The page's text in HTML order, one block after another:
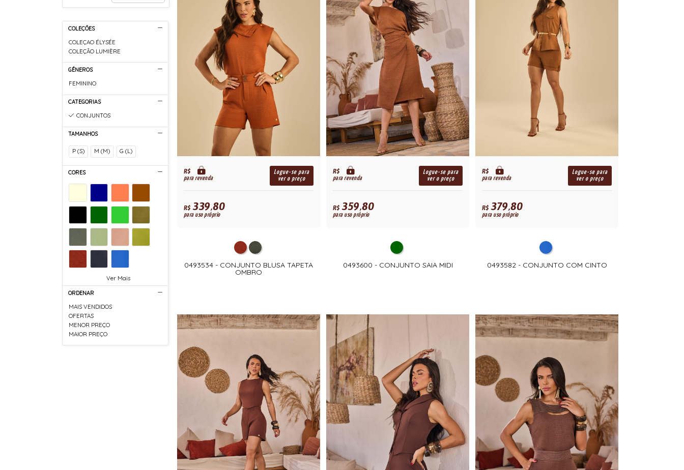
COLEÇÕES
COLEÇAO ÉLYSÉE
COLEÇÃO LUMIÈRE
GÊNEROS
FEMININO
CATEGORIAS
CONJUNTOS
TAMANHOS
P (S) M (M) G (L)
CORES
Ver Mais
ORDENAR
MAIS VENDIDOS
OFERTAS
MENOR PREÇO
MAIOR PREÇO
R$
para revenda
Logue-se para
ver o preço
R$339,80
para uso próprio
0493534 - CONJUNTO BLUSA TAPETA
OMBRO
R$
para revenda
Logue-se para
ver o preço
R$359,80
para uso próprio
0493600 - CONJUNTO SAIA MIDI
R$
para revenda
Logue-se para
ver o preço
R$379,80
para uso próprio
0493582 - CONJUNTO COM CINTO